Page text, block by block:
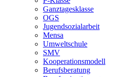
Ganztagesklasse
OGS
Jugendsozialarbeit
Mensa
Umweltschule
SMV
Kooperationsmodell
Berufsberatung